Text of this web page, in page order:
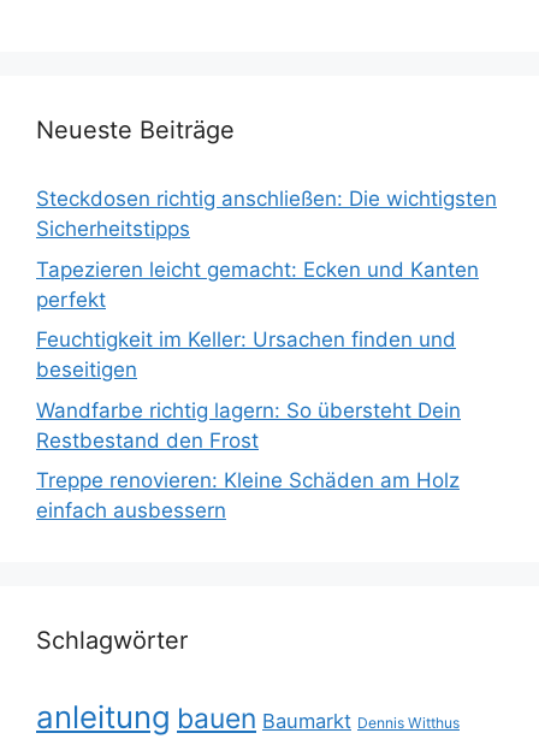
Neueste Beiträge
Steckdosen richtig anschließen: Die wichtigsten
Sicherheitstipps
Tapezieren leicht gemacht: Ecken und Kanten
perfekt
Feuchtigkeit im Keller: Ursachen finden und
beseitigen
Wandfarbe richtig lagern: So übersteht Dein
Restbestand den Frost
Treppe renovieren: Kleine Schäden am Holz
einfach ausbessern
Schlagwörter
anleitung bauen Baumarkt Dennis Witthus